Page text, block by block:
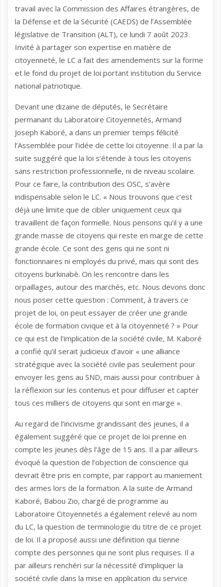
travail avec la Commission des Affaires étrangères, de
la Défense et de la Sécurité (CAEDS) de l’Assemblée
législative de Transition (ALT), ce lundi 7 août 2023.
Invité à partager son expertise en matière de
citoyenneté, le LC a fait des amendements sur la forme
et le fond du projet de loi portant institution du Service
national patriotique.
Devant une dizaine de députés, le Secrétaire
permanant du Laboratoire Citoyennetés, Armand
Joseph Kaboré, a dans un premier temps félicité
l’Assemblée pour l’idée de cette loi citoyenne. Il a par la
suite suggéré que la loi s’étende à tous les citoyens
sans restriction professionnelle, ni de niveau scolaire.
Pour ce faire, la contribution des OSC, s’avère
indispensable selon le LC. « Nous trouvons que c’est
déjà une limite que de cibler uniquement ceux qui
travaillent de façon formelle. Nous pensons qu’il y a une
grande masse de citoyens qui reste en marge de cette
grande école. Ce sont des gens qui ne sont ni
fonctionnaires ni employés du privé, mais qui sont des
citoyens burkinabè. On les rencontre dans les
orpaillages, autour des marchés, etc. Nous devons donc
nous poser cette question : Comment, à travers ce
projet de loi, on peut essayer de créer une grande
école de formation civique et à la citoyenneté ? » Pour
ce qui est de l’implication de la société civile, M. Kaboré
a confié qu’il serait judicieux d’avoir « une alliance
stratégique avec la société civile pas seulement pour
envoyer les gens au SND, mais aussi pour contribuer à
la réflexion sur les contenus et pour diffuser et capter
tous ces milliers de citoyens qui sont en marge ».
Au regard de l’incivisme grandissant des jeunes, il a
également suggéré que ce projet de loi prenne en
compte les jeunes dès l’âge de 15 ans. Il a par ailleurs
évoqué la question de l’objection de conscience qui
devrait être pris en compte, par rapport au maniement
des armes lors de la formation. A la suite de Armand
Kaboré, Babou Zio, chargé de programme au
Laboratoire Citoyennetés a également relevé au nom
du LC, la question de terminologie du titre de ce projet
de loi. Il a proposé aussi une définition qui tienne
compte des personnes qui ne sont plus requises. Il a
par ailleurs renchéri sur la nécessité d’impliquer la
société civile dans la mise en application du service